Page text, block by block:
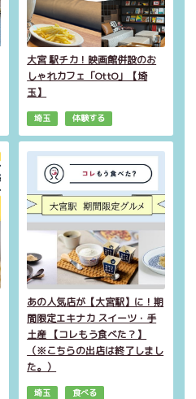
大宮 駅チカ！映画館併設のお
しゃれカフェ「OttO」【埼
玉】
埼玉 体験する
あの人気店が【大宮駅】に！期
間限定エキナカ スイーツ・手
土産 【コレもう食べた？】
（※こちらの出店は終了しまし
た。）
埼玉 食べる